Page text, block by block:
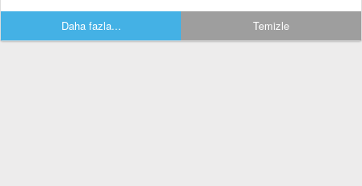
Daha fazla... Temizle